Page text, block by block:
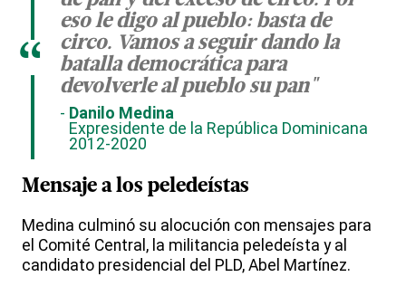
eso le digo al pueblo: basta de
circo. Vamos a seguir dando la
batalla democrática para
devolverle al pueblo su pan"
Danilo Medina
Expresidente de la República Dominicana
2012-2020
“
Mensaje a los peledeístas
Medina culminó su alocución con mensajes para
el Comité Central, la militancia peledeísta y al
candidato presidencial del PLD, Abel Martínez.